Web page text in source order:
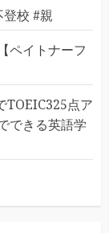
校 #親
ペイトナーフ
TOEIC325点ア
できる英語学